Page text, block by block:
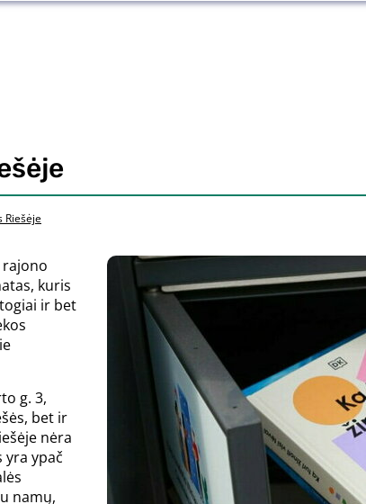
Riešėje
rajono
kuris
ir bet
g. 3,
bet ir
nėra
yra ypač
namų,